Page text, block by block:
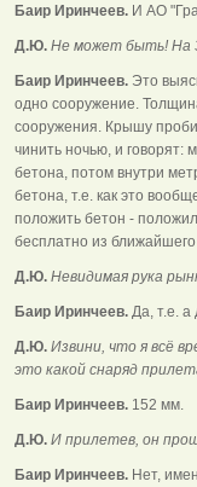
Баир Иринчеев. И АО
Д.Ю. Не может быть! На
Баир Иринчеев. Это
одно сооружение.
сооружения. Крышу
чинить ночью, и говорят:
бетона, потом внутри
бетона, т.е. как это
положить бетон -
бесплатно из
Д.Ю. Невидимая рука
Баир Иринчеев. Да, т.е. а
Д.Ю. Извини, что я всё
это какой снаряд
Баир Иринчеев. 152 мм.
Д.Ю. И прилетев, он
Баир Иринчеев. Нет,